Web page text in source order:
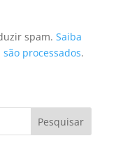
spam. Saiba
processados.
Pesquisar